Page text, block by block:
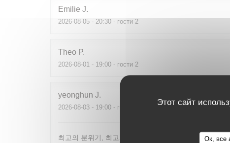
Этот сайт
Ок, все
Emilie J
2026-08-05 - 20:30 - гости 2
Theo P
2026-08-01 - 19:00 - гости 2
yeonghun J
2026-08-03 - 19:00 - гости 4
최고의 분위기, 최고의 맛, 프랑스어가 서툴지만 서버가